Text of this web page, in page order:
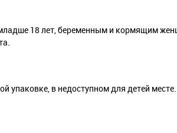
18 лет, беременным и кормящим
упаковке, в недоступном для детей